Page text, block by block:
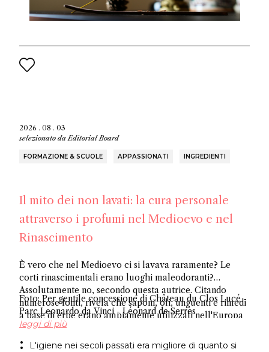
2026 . 08 . 03
selezionato daEditorial Board
FORMAZIONE & SCUOLE APPASSIONATI INGREDIENTI
Il mito dei non lavati: la cura personale
attraverso i profumi nel Medioevo e nel
Rinascimento
È vero che nel Medioevo ci si lavava raramente? Le
corti rinascimentali erano luoghi maleodoranti?
Assolutamente no, secondo questa autrice. Citando
numerose fonti, rivela che saponi, oli, unguenti e rimedi
a base di erbe erano ampiamente utilizzati nell'Europa
occidentale, sfatando l'antico mito sull'igiene.
Foto: Per gentile concessione di Château du Clos Lucé -
Parc Leonardo da Vinci - Léonard de Serres
leggi di più
L'igiene nei secoli passati era migliore di quanto si